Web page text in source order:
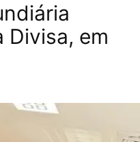
Divisa, em